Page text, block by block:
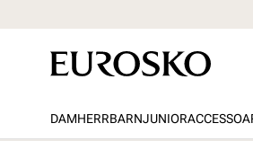
DAMHERRBARNJUNIOR